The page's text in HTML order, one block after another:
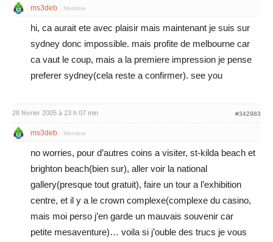
ms3deb Membre
hi, ca aurait ete avec plaisir mais maintenant je suis sur
sydney donc impossible. mais profite de melbourne car
ca vaut le coup, mais a la premiere impression je pense
preferer sydney(cela reste a confirmer). see you
28 février 2005 à 23 h 07 min #342983
ms3deb Membre
no worries, pour d’autres coins a visiter, st-kilda beach et
brighton beach(bien sur), aller voir la national
gallery(presque tout gratuit), faire un tour a l’exhibition
centre, et il y a le crown complexe(complexe du casino,
mais moi perso j’en garde un mauvais souvenir car
petite mesaventure)… voila si j’ouble des trucs je vous